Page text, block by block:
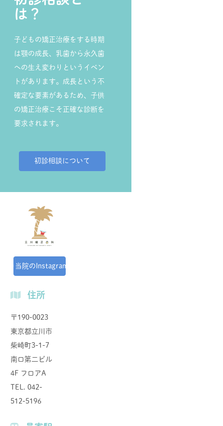
は？
子どもの矯正治療をする時期
は顎の成長、乳歯から永久歯
への生え変わりというイベン
トがあります。成長という不
確定な要素があるため、子供
の矯正治療こそ正確な診断を
要求されます。
初診相談について
当院のInstagram
住所
〒190-0023
東京都⽴川市
柴崎町3-1-7
南⼝第⼆ビル
4F フロアA
TEL. 042-
512-5196